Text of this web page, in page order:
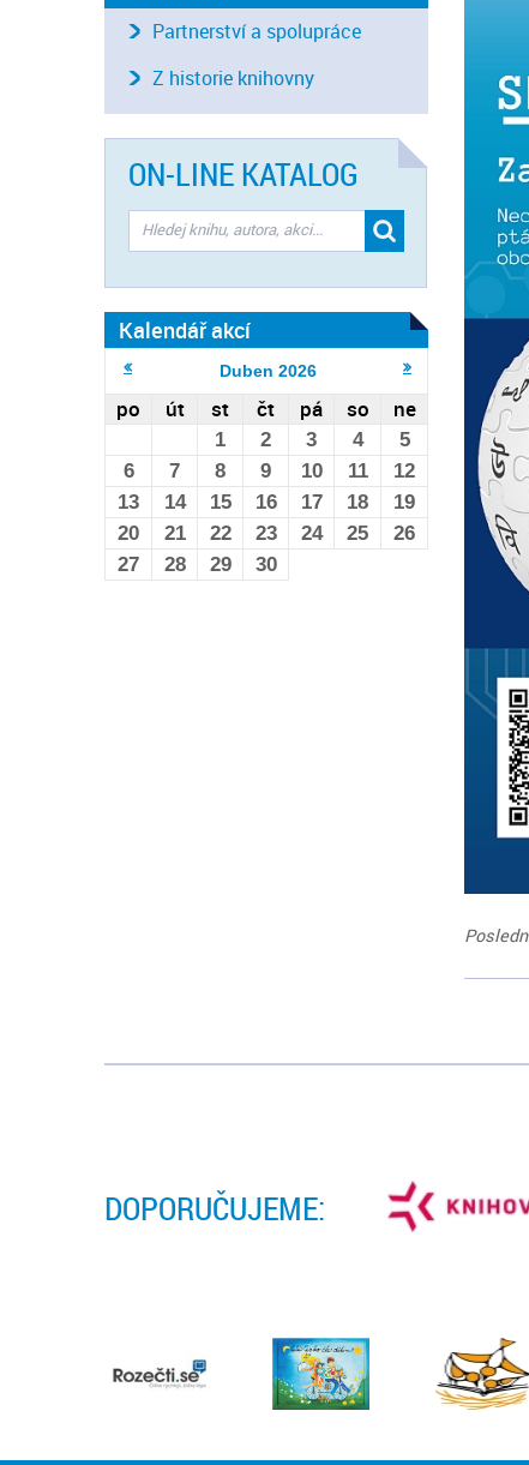
Partnerství a spolupráce
Z historie knihovny
ON-LINE KATALOG
Kalendář akcí
Duben 2026
po út st čt pá so ne
1 2 3 4
5
6
7 8 9 10 11
12
13
14 15 16 17 18
19
20
21 22 23 24 25
26
27
28 29 30
DOPORUČUJEME: